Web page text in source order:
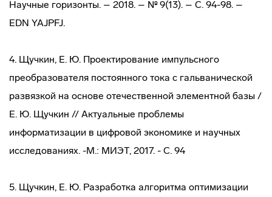
Научные горизонты. – 2018. – № 9(13). – С. 94-98. –
EDN YAJPFJ.
4. Щучкин, Е. Ю. Проектирование импульсного
преобразователя постоянного тока с гальванической
развязкой на основе отечественной элементной базы /
Е. Ю. Щучкин // Актуальные проблемы
информатизации в цифровой экономике и научных
исследованиях. -М.: МИЭТ, 2017. - С. 94
5. Щучкин, Е. Ю. Разработка алгоритма оптимизации